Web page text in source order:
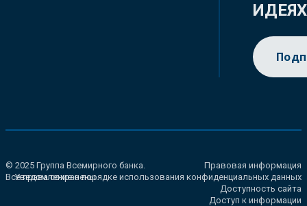
ИДЕЯХ
© 2025 Группа Всемирного банка.
Все права сохранены.
Правовая информация
Уведомление о порядке использования конфиденциальных данных
Доступность сайта
Доступ к информации